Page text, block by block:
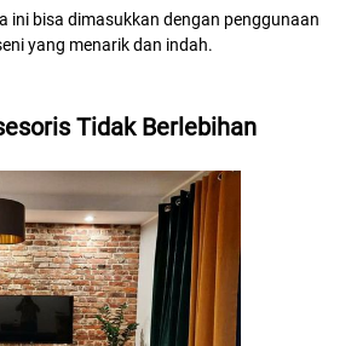
ini bisa dimasukkan dengan penggunaan
yang menarik dan indah.
Tidak Berlebihan